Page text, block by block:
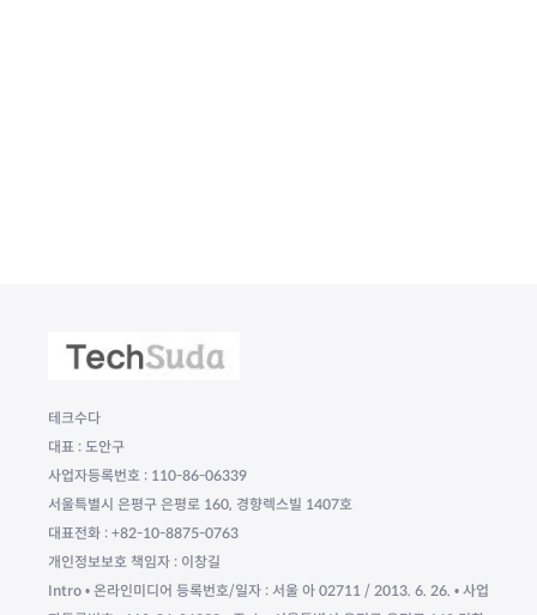
테크수다
대표 : 도안구
사업자등록번호 : 110-86-06339
서울특별시 은평구 은평로 160, 경향렉스빌 1407호
대표전화 : +82-10-8875-0763
개인정보보호 책임자 : 이창길
Intro • 온라인미디어 등록번호/일자 : 서울 아 02711 / 2013. 6. 26. • 사업